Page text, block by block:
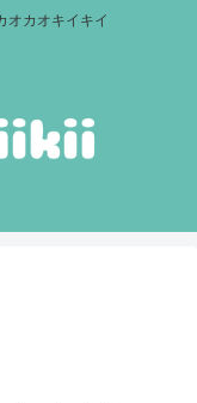
オカオキイキイ